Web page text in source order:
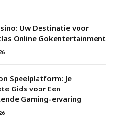
Uw Destinatie voor
Online Gokentertainment
Speelplatform: Je
Gids voor Een
Gaming-ervaring